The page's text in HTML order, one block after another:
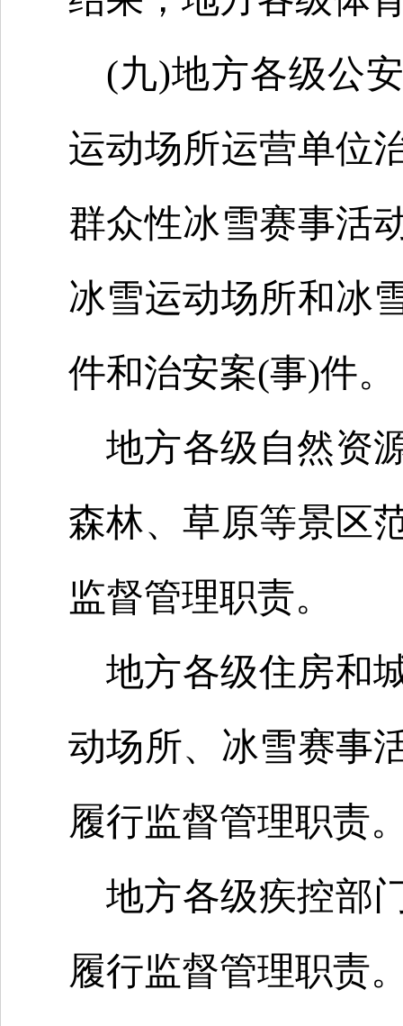
(九)地方各级公
运动场所运营单位
群众性冰雪赛事活
冰雪运动场所和冰
件和治安案(事)件。
地方各级自然资
森林、草原等景区
监督管理职责。
地方各级住房和
动场所、冰雪赛事
履行监督管理职责
地方各级疾控部
履行监督管理职责